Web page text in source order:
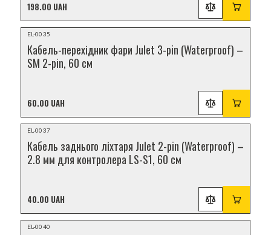
198.00 UAH
НОВИНКА
EL-0035
Кабель-перехідник фари Julet 3-pin (Waterproof) –
SM 2-pin, 60 см
60.00 UAH
НОВИНКА
EL-0037
Кабель заднього ліхтаря Julet 2-pin (Waterproof) –
2.8 мм для контролера LS-S1, 60 см
40.00 UAH
НОВИНКА
EL-0040